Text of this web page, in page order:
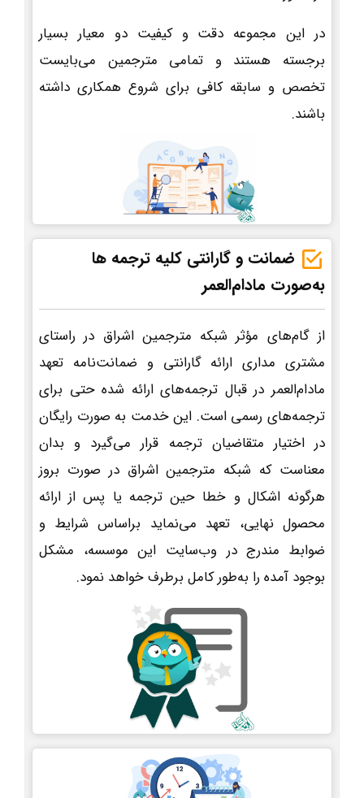
در این مجموعه دقت و کیفیت دو معیار بسیار
برجسته هستند و تمامی مترجمین می‌بایست
تخصص و سابقه کافی برای شروع همکاری داشته
باشند.
ضمانت و گارانتی کلیه ترجمه ها
به‌صورت مادام‌العمر
از گام‌های مؤثر شبکه مترجمین اشراق در راستای
مشتری مداری ارائه گارانتی و ضمانت‌نامه تعهد
مادام‌العمر در قبال ترجمه‌های ارائه شده حتی برای
ترجمه‌های رسمی است. این خدمت به صورت رایگان
در اختیار متقاضیان ترجمه قرار می‌گیرد و بدان
معناست که شبکه مترجمین اشراق در صورت بروز
هرگونه اشکال و خطا حین ترجمه یا پس از ارائه
محصول نهایی، تعهد می‌نماید براساس شرایط و
ضوابط مندرج در وب‌سایت این موسسه، مشکل
بوجود آمده را به‌طور کامل برطرف خواهد نمود.